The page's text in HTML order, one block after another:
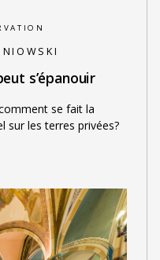
s’épanouir
se fait la
sur les terres privées?